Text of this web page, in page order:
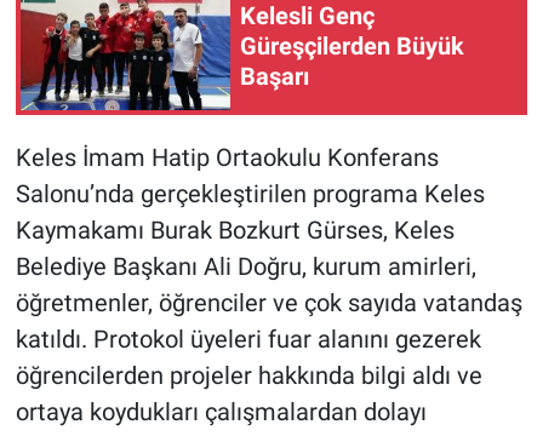
Kelesli Genç
Güreşçilerden Büyük
Başarı
Keles İmam Hatip Ortaokulu Konferans
Salonu’nda gerçekleştirilen programa Keles
Kaymakamı Burak Bozkurt Gürses, Keles
Belediye Başkanı Ali Doğru, kurum amirleri,
öğretmenler, öğrenciler ve çok sayıda vatandaş
katıldı. Protokol üyeleri fuar alanını gezerek
öğrencilerden projeler hakkında bilgi aldı ve
ortaya koydukları çalışmalardan dolayı